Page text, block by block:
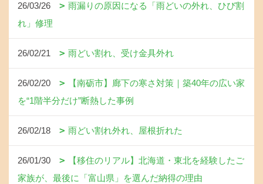
26/03/26
雨漏りの原因になる「雨どいの外れ、ひび割
れ」修理
26/02/21 雨どい割れ、受け金具外れ
26/02/20
【南砺市】廊下の寒さ対策｜築40年の広い家
を“1階半分だけ”断熱した事例
26/02/18 雨どい割れ外れ、屋根折れた
26/01/30
【移住のリアル】北海道・東北を経験したご
家族が、最後に「富山県」を選んだ納得の理由